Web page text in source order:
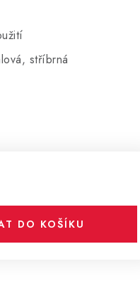
stříbrná
DO KOŠÍKU